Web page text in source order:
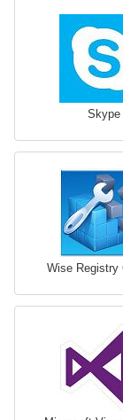
Skype
Wise Registry